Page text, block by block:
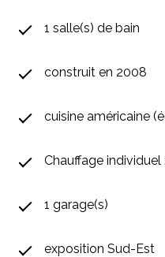
1 salle(s) de bain
construit en 2008
cuisine américaine
Chauffage
1 garage(s)
exposition Sud-Est